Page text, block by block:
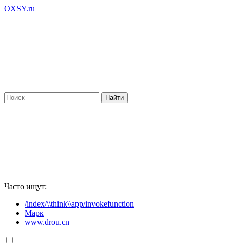
OXSY.ru
Часто ищут:
/index/\\think\\app/invokefunction
Марк
www.drou.cn